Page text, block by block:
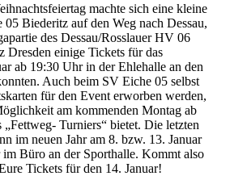
machte sich eine kleine
Biederitz auf den Weg nach Dessau,
des Dessau/Rosslauer HV 06
Dresden einige Tickets für das
ab 19:30 Uhr in der Ehlehalle an den
Auch beim SV Eiche 05 selbst
für den Event erworben werden,
am kommenden Montag ab
Turniers“ bietet. Die letzten
im neuen Jahr am 8. bzw. 13. Januar
Büro an der Sporthalle. Kommt also
Tickets für den 14. Januar!